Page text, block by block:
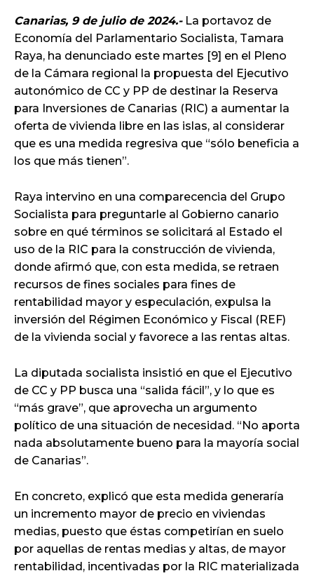
Canarias, 9 de julio de 2024.- La portavoz de
Economía del Parlamentario Socialista, Tamara
Raya, ha denunciado este martes [9] en el Pleno
de la Cámara regional la propuesta del Ejecutivo
autonómico de CC y PP de destinar la Reserva
para Inversiones de Canarias (RIC) a aumentar la
oferta de vivienda libre en las islas, al considerar
que es una medida regresiva que “sólo beneficia a
los que más tienen”.
Raya intervino en una comparecencia del Grupo
Socialista para preguntarle al Gobierno canario
sobre en qué términos se solicitará al Estado el
uso de la RIC para la construcción de vivienda,
donde afirmó que, con esta medida, se retraen
recursos de fines sociales para fines de
rentabilidad mayor y especulación, expulsa la
inversión del Régimen Económico y Fiscal (REF)
de la vivienda social y favorece a las rentas altas.
La diputada socialista insistió en que el Ejecutivo
de CC y PP busca una “salida fácil”, y lo que es
“más grave”, que aprovecha un argumento
político de una situación de necesidad. “No aporta
nada absolutamente bueno para la mayoría social
de Canarias”.
En concreto, explicó que esta medida generaría
un incremento mayor de precio en viviendas
medias, puesto que éstas competirían en suelo
por aquellas de rentas medias y altas, de mayor
rentabilidad, incentivadas por la RIC materializada